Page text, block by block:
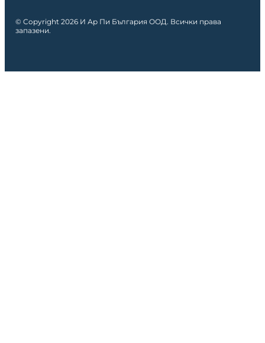
© Copyright 2026 И Ар Пи България ООД. Всички права
запазени.